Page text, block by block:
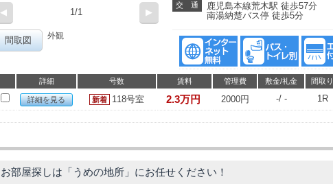
◀ 1/1 ▶
間取図 外観
交 通
鹿児島本線荒木駅 徒歩57分
南湯納楚バス停 徒歩5分
詳細 号数 賃料 管理費 敷金/礼金 間取り
詳細を見る 118号室 2.3万円 2000円 -/ - 1R
お部屋探しは「うめの地所」にお任せください！